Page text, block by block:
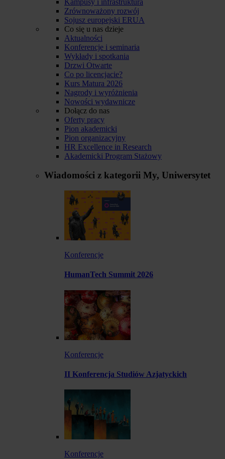
Zrównoważony rozwój
Sojusz europejski ERUA
Co się u nas dzieje
Aktualności
Konferencje i seminaria
Wykłady i spotkania
Drzwi Otwarte
Co po licencjacie?
Kurs Matura 2026
Nagrody i wyróżnienia
Nowości wydawnicze
Dołącz do nas
Oferty pracy
Pion akademicki
Pion organizacyjny
HR Excellence in Research
Akademicki Program Stażowy
Wiadomości z kategorii My, Uniwersytet
Konferencje
HumanTech Summit 2026
Konferencje
II Konferencja Studiów Azjatyckich
Konferencje